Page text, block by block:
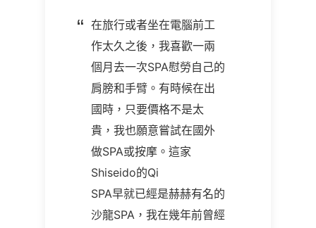
在旅行或者坐在電腦前工
作太久之後，我喜歡一兩
個月去一次SPA慰勞自己的
肩膀和手臂。有時候在出
國時，只要價格不是太
貴，我也願意嘗試在國外
做SPA或按摩。這家
Shiseido的Qi
SPA早就已經是赫赫有名的
沙龍SPA，我在幾年前曾經